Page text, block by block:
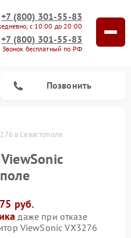
+7 (800) 301-55-83
с 10:00 до 20:00
+7 (800) 301-55-83
Звонок бесплатный по РФ
Позвонить
в Севастополе
руб.
даже при отказе
ViewSonic VX3276